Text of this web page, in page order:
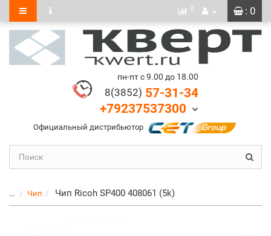
: 0
0
пн-пт с 9.00 до 18.00
8(3852) 57-31-34
+79237537300
Официальный дистрибьютор
... Чип Чип Ricoh SP400 408061 (5k)